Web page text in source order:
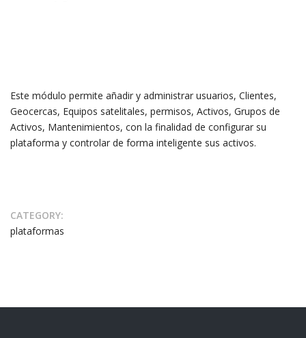
Este módulo permite añadir y administrar usuarios, Clientes,
Geocercas, Equipos satelitales, permisos, Activos, Grupos de
Activos, Mantenimientos, con la finalidad de configurar su
plataforma y controlar de forma inteligente sus activos.
CATEGORY:
plataformas